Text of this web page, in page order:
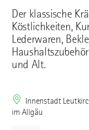
Der klassische
Köstlichkeiten,
Lederwaren,
und Alt.
Innenstadt
im Allgäu